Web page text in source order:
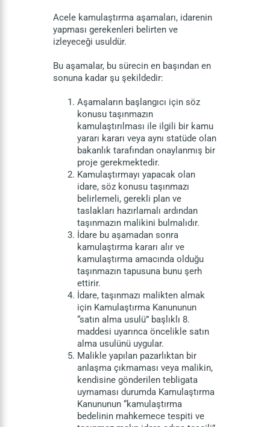
Acele kamulaştırma aşamaları, idarenin
yapması gerekenleri belirten ve
izleyeceği usuldür.
Bu aşamalar, bu sürecin en başından en
sonuna kadar şu şekildedir:
Aşamaların başlangıcı için söz
konusu taşınmazın
kamulaştırılması ile ilgili bir kamu
yararı kararı veya aynı statüde olan
bakanlık tarafından onaylanmış bir
proje gerekmektedir.
Kamulaştırmayı yapacak olan
idare, söz konusu taşınmazı
belirlemeli, gerekli plan ve
taslakları hazırlamalı ardından
taşınmazın malikini bulmalıdır.
İdare bu aşamadan sonra
kamulaştırma kararı alır ve
kamulaştırma amacında olduğu
taşınmazın tapusuna bunu şerh
ettirir.
İdare, taşınmazı malikten almak
için Kamulaştırma Kanununun
“satın alma usulü” başlıklı 8.
maddesi uyarınca öncelikle satın
alma usulünü uygular.
Malikle yapılan pazarlıktan bir
anlaşma çıkmaması veya malikin,
kendisine gönderilen tebligata
uymaması durumda Kamulaştırma
Kanununun “kamulaştırma
bedelinin mahkemece tespiti ve